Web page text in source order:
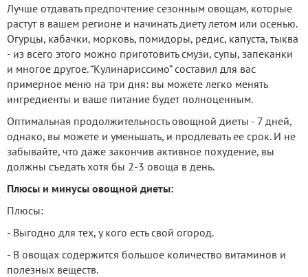
Лучше отдавать предпочтение сезонным овощам, которые
растут в вашем регионе и начинать диету летом или осенью.
Огурцы, кабачки, морковь, помидоры, редис, капуста, тыква
- из всего этого можно приготовить смузи, супы, запеканки
и многое другое. “Кулинариссимо” составил для вас
примерное меню на три дня: вы можете легко менять
ингредиенты и ваше питание будет полноценным.
Оптимальная продолжительность овощной диеты - 7 дней,
однако, вы можете и уменьшать, и продлевать ее срок. И не
забывайте, что даже закончив активное похудение, вы
должны съедать хотя бы 2-3 овоща в день.
Плюсы и минусы овощной диеты:
Плюсы:
- Выгодно для тех, у кого есть свой огород.
- В овощах содержится большое количество витаминов и
полезных веществ.